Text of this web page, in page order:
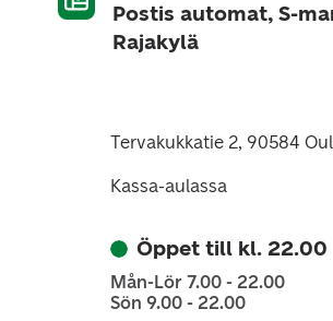
Postis automat, S-
Rajakylä
Tervakukkatie 2, 90584
Kassa-aulassa
Öppet till kl. 22.00
Mån-Lör 7.00 - 22.00
Sön 9.00 - 22.00